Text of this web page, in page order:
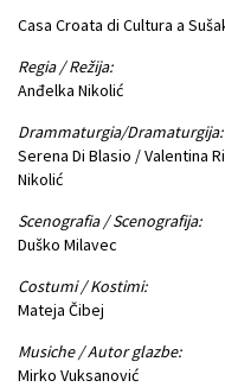
Casa Croata di Cultura a
Regia / Režija:
Anđelka Nikolić
Drammaturgia/Dramaturgija:
Serena Di Blasio / Valentina
Nikolić
Scenografia / Scenografija:
Duško Milavec
Costumi / Kostimi:
Mateja Čibej
Musiche / Autor glazbe:
Mirko Vuksanović